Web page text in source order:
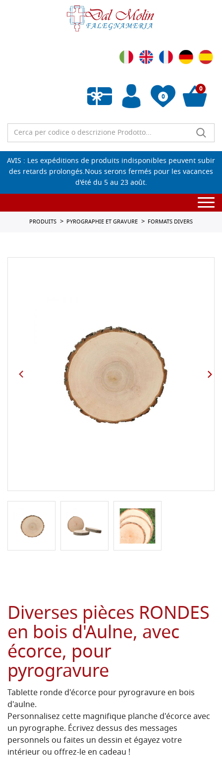
0
Liste de souhaits vide
0
AVIS : Les expéditions de produits indisponibles peuvent subir
des retards prolongés.Nous serons fermés pour les vacances
d'été du 5 au 23 août.
PRODUITS PYROGRAPHIE ET GRAVURE FORMATS DIVERS
Diverses pièces RONDES
en bois d'Aulne, avec
écorce, pour
pyrogravure
Tablette ronde d'écorce pour pyrogravure en bois
d'aulne.
Personnalisez cette magnifique planche d'écorce avec
un pyrographe. Écrivez dessus des messages
personnels ou faites un dessin et égayez votre
intérieur ou offrez-le en cadeau !